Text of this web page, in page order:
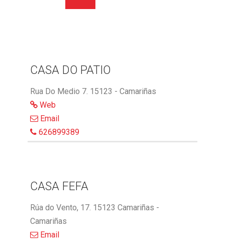
CASA DO PATIO
Rua Do Medio 7. 15123 - Camariñas
Web
Email
626899389
CASA FEFA
Rúa do Vento, 17. 15123 Camariñas -
Camariñas
Email